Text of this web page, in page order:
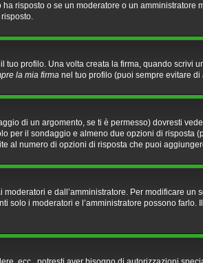
risposto o se un moderatore o un
profilo. Una volta creata la firma, quando scrivi
la mia firma nel tuo profilo (puoi sempre evitare
di un argomento, se ti è permesso) dovresti
per il sondaggio e almeno due opzioni di risposta
al numero di opzioni di risposta che puoi
e dall’amministratore. Per modificare un
i moderatori e l’amministratore possono